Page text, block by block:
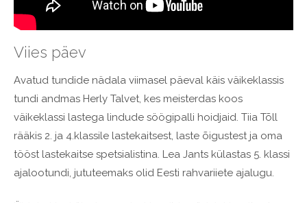
Viies päev
Avatud tundide nädala viimasel päeval käis väikeklassis
tundi andmas Herly Talvet, kes meisterdas koos
väikeklassi lastega lindude söögipalli hoidjaid. Tiia Tõll
rääkis 2. ja 4.klassile lastekaitsest, laste õigustest ja oma
tööst lastekaitse spetsialistina. Lea Jants külastas 5. klassi
ajalootundi, jututeemaks olid Eesti rahvariiete ajalugu.